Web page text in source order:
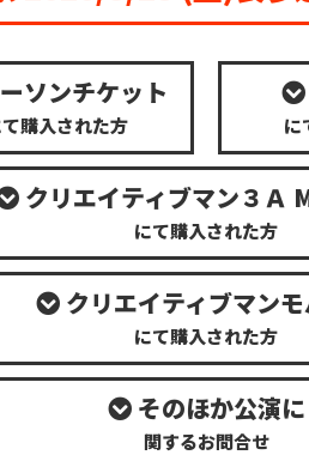
ソンチケット
購入された方 に
クリエイティブマン３Ａ
にて購入された方
クリエイティブマン
にて購入された方
そのほか公演に
関するお問合せ